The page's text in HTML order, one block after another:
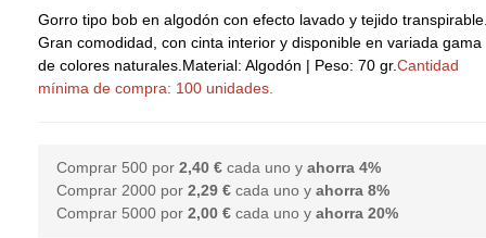
Gorro tipo bob en algodón con efecto lavado y tejido
Gran comodidad, con cinta interior y disponible en variada gama
de colores naturales. Material: Algodón | Peso: 70 gr.Cantidad
mínima de compra: 100 unidades.
Comprar 500 por2,40 € cada uno yahorra4%
Comprar 2000 por2,29 € cada uno yahorra8%
Comprar 5000 por2,00 € cada uno yahorra20%